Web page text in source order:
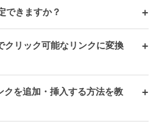
できますか？ +
クリック可能なリンクに変換
+
クを追加・挿入する方法を教
+